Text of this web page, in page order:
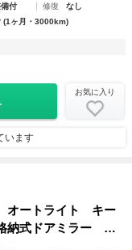
付 修復
なし
(1ヶ月・3000km)
お気に入り
います
オートライト キー
納式ドアミラー エ
ンドウ 運転席エア